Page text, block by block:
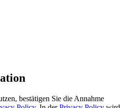
bestätigen Sie die Annahme